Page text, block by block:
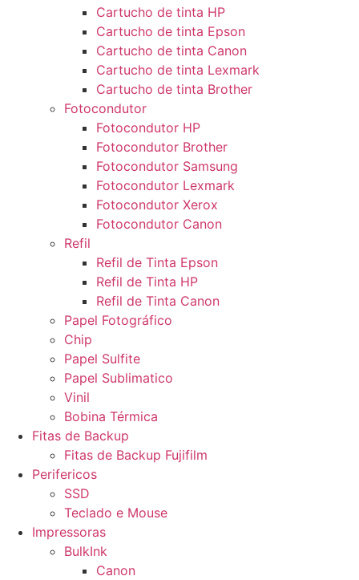
Cartucho de tinta HP
Cartucho de tinta Epson
Cartucho de tinta Canon
Cartucho de tinta Lexmark
Cartucho de tinta Brother
Fotocondutor
Fotocondutor HP
Fotocondutor Brother
Fotocondutor Samsung
Fotocondutor Lexmark
Fotocondutor Xerox
Fotocondutor Canon
Refil
Refil de Tinta Epson
Refil de Tinta HP
Refil de Tinta Canon
Papel Fotográfico
Chip
Papel Sulfite
Papel Sublimatico
Vinil
Bobina Térmica
Fitas de Backup
Fitas de Backup Fujifilm
Perifericos
SSD
Teclado e Mouse
Impressoras
BulkInk
Canon